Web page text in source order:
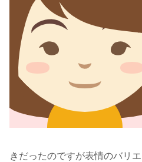
きだったのですが表情のバリ